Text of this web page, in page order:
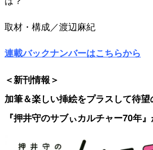
取材・構成／渡辺麻紀
連載バックナンバーはこちらから
＜新刊情報＞
加筆＆楽しい挿絵をプラスして待望
『押井守のサブぃカルチャー70年』